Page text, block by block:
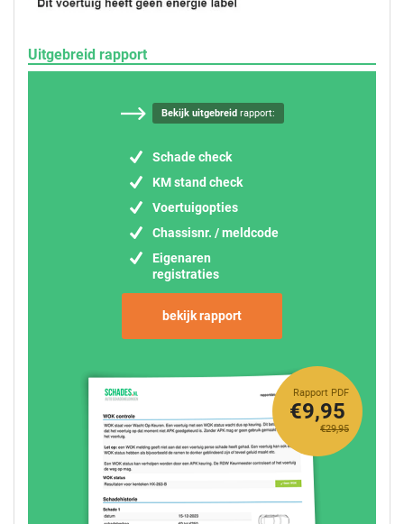
Uitgebreid rapport
Bekijk uitgebreidrapport:
Schade check
KM stand check
Voertuigopties
Chassisnr. / meldcode
Eigenaren
registraties
bekijk rapport
Rapport PDF
€29,95
€9,95